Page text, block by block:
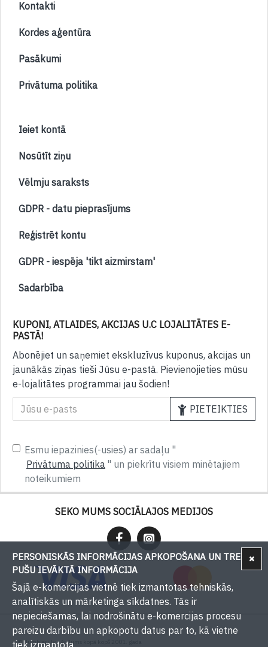
Kontakti
Kordes aģentūra
Pasākumi
Privātuma politika
Ieiet kontā
Nosūtīt ziņu
Vēlmju saraksts
GDPR - datu pieprasījums
Reģistrēt kontu
GDPR - iespēja 'tikt aizmirstam'
Sadarbība
KUPONI, ATLAIDES, AKCIJAS U.C LOJALITĀTES E-
PASTĀ!
Abonējiet un saņemiet ekskluzīvus kuponus, akcijas un
jaunākās ziņas tieši Jūsu e-pastā. Pievienojieties mūsu
e-lojalitātes programmai jau šodien!
PIETEIKTIES
Esmu iepazinies(-usies) ar sadaļu "
Privātuma politika " un piekrītu visiem minētajiem
noteikumiem
SEKO MUMS SOCIĀLAJOS MEDIJOS
© Bumbieri.lv - Ar Jums kopā kopš 2001. gada
PERSONISKĀS INFORMĀCIJAS APKOPOŠANA UN TREŠU
PUŠU IEVĀKTĀ INFORMĀCIJA
Šajā e-komercijas vietnē tiek izmantotas tehniskās,
analītiskās un mārketinga sīkdatnes. Tās ir
nepieciešamas, lai nodrošinātu e-komercijas procesu
pareizu darbību un apkopotu datus par to, kā vietne
tiek izmantota.